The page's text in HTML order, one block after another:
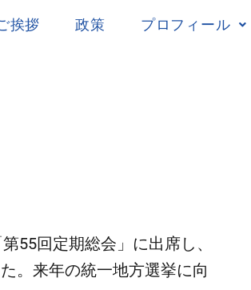
挨拶 政策 プロフィール
55回定期総会」に出席し、
。来年の統一地方選挙に向